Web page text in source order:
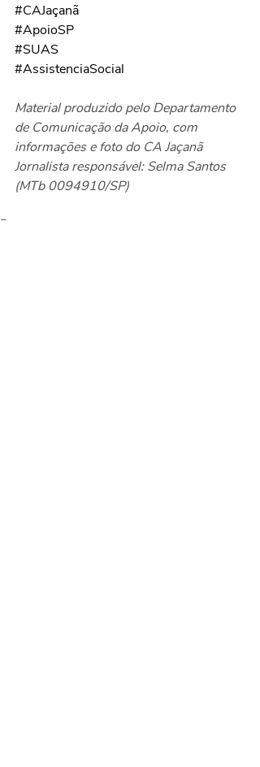
#CAJaçanã
#ApoioSP
#SUAS
#AssistenciaSocial
Material produzido pelo Departamento
de Comunicação da Apoio, com
informações e foto do CA Jaçanã
Jornalista responsável: Selma Santos
(MTb 0094910/SP)
Eventos